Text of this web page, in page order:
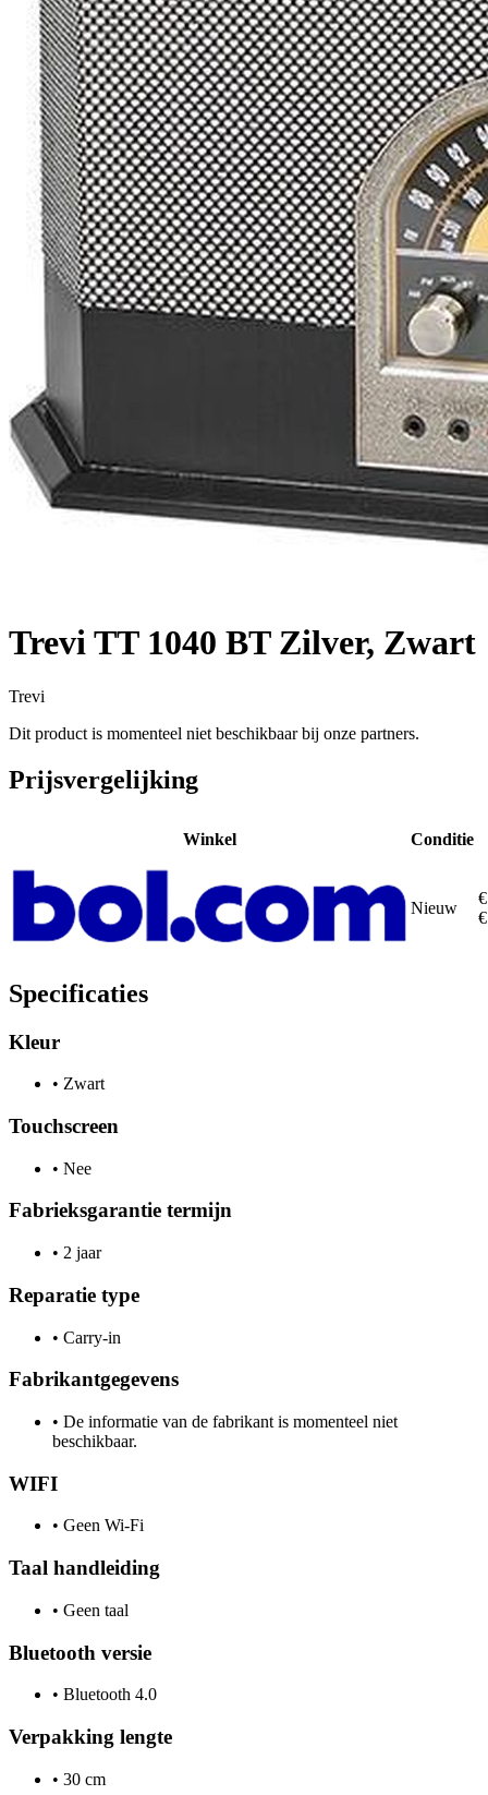
Trevi TT 1040 BT Zilver, Zwart
Trevi
Dit product is momenteel niet beschikbaar bij onze partners.
Prijsvergelijking
Winkel Conditie
Nieuw
Specificaties
Kleur
• Zwart
Touchscreen
• Nee
Fabrieksgarantie termijn
• 2 jaar
Reparatie type
• Carry-in
Fabrikantgegevens
• De informatie van de fabrikant is momenteel niet
beschikbaar.
WIFI
• Geen Wi-Fi
Taal handleiding
• Geen taal
Bluetooth versie
• Bluetooth 4.0
Verpakking lengte
• 30 cm